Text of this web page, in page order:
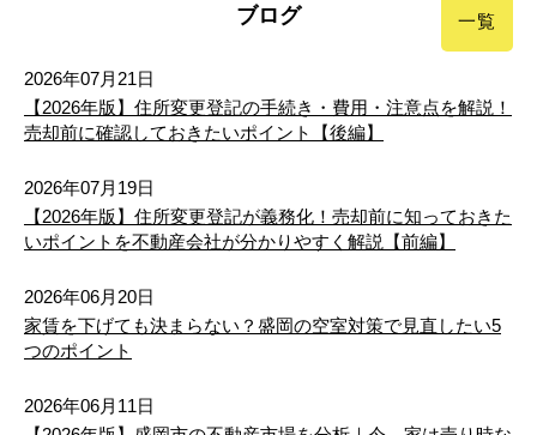
ブログ 一覧
2026年07月21日
【2026年版】住所変更登記の手続き・費用・注意点を解説！
売却前に確認しておきたいポイント【後編】
2026年07月19日
【2026年版】住所変更登記が義務化！売却前に知っておきた
いポイントを不動産会社が分かりやすく解説【前編】
2026年06月20日
家賃を下げても決まらない？盛岡の空室対策で見直したい5
つのポイント
2026年06月11日